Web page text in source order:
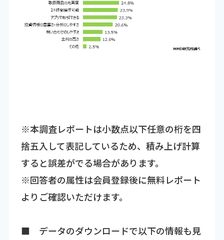
※本調査レポートは小数点以下任意の桁を四
捨五入して表記しているため、積み上げ計算
すると誤差がでる場合があります。
※回答者の属性は会員登録後に無料レポート
よりご確認いただけます。
■ データのダウンロードで以下の情報も見